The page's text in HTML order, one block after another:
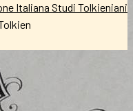
Italiana Studi Tolkieniani